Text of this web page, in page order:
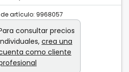
de artículo: 9968057
consultar precios
crea una
como cliente